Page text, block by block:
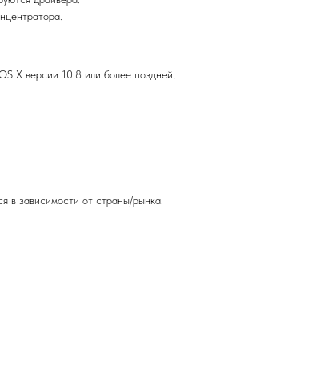
X версии 10.8 или более поздней.
в зависимости от страны/рынка.